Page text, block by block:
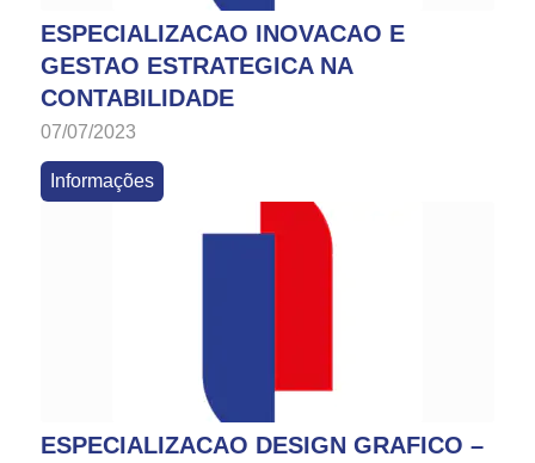
ESPECIALIZACAO INOVACAO E
GESTAO ESTRATEGICA NA
CONTABILIDADE
07/07/2023
Informações
ESPECIALIZACAO DESIGN GRAFICO –